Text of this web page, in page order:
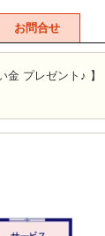
お問合せ
金 プレゼント♪ 】